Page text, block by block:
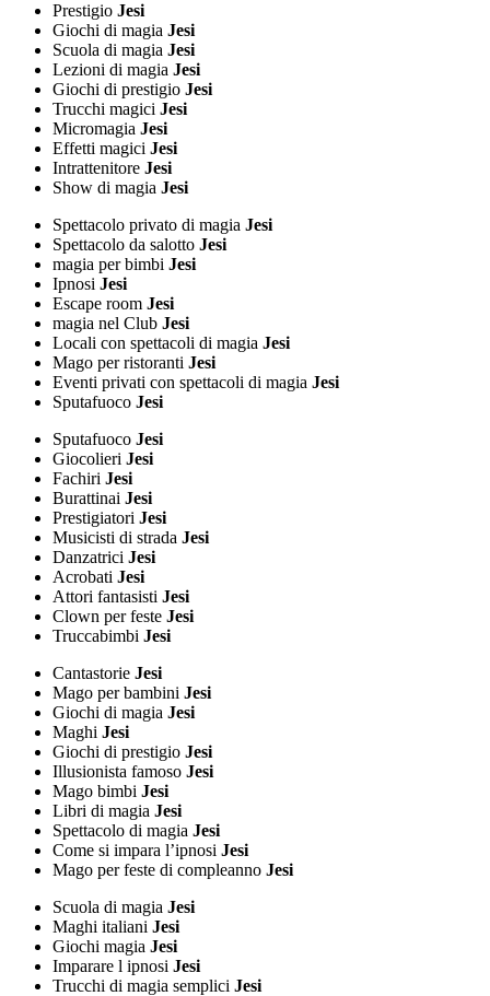
Prestigio Jesi
Giochi di magia Jesi
Scuola di magia Jesi
Lezioni di magia Jesi
Giochi di prestigio Jesi
Trucchi magici Jesi
Micromagia Jesi
Effetti magici Jesi
Intrattenitore Jesi
Show di magia Jesi
Spettacolo privato di magia Jesi
Spettacolo da salotto Jesi
magia per bimbi Jesi
Ipnosi Jesi
Escape room Jesi
magia nel Club Jesi
Locali con spettacoli di magia Jesi
Mago per ristoranti Jesi
Eventi privati con spettacoli di magia Jesi
Sputafuoco Jesi
Sputafuoco Jesi
Giocolieri Jesi
Fachiri Jesi
Burattinai Jesi
Prestigiatori Jesi
Musicisti di strada Jesi
Danzatrici Jesi
Acrobati Jesi
Attori fantasisti Jesi
Clown per feste Jesi
Truccabimbi Jesi
Cantastorie Jesi
Mago per bambini Jesi
Giochi di magia Jesi
Maghi Jesi
Giochi di prestigio Jesi
Illusionista famoso Jesi
Mago bimbi Jesi
Libri di magia Jesi
Spettacolo di magia Jesi
Come si impara l’ipnosi Jesi
Mago per feste di compleanno Jesi
Scuola di magia Jesi
Maghi italiani Jesi
Giochi magia Jesi
Imparare l ipnosi Jesi
Trucchi di magia semplici Jesi